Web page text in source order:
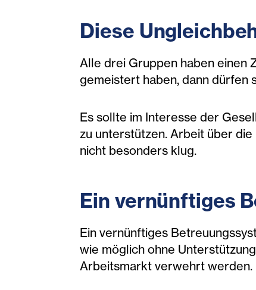
Diese
Alle drei Gruppen haben einen
gemeistert haben, dann dürfen
Es sollte im Interesse der
zu unterstützen. Arbeit über
nicht besonders klug.
Ein vernünftiges
Ein vernünftiges
wie möglich ohne
Arbeitsmarkt verwehrt werden.